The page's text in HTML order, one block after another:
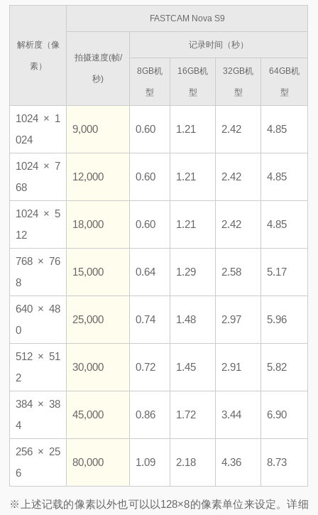
解析度（像
素）
FASTCAM Nova S9
拍摄速度(帧/
秒)
记录时间（秒）
8GB机
型
16GB机
型
32GB机
型
64GB机
型
1024 × 1
024
9,000 0.60 1.21 2.42 4.85
1024 × 7
68
12,000 0.60 1.21 2.42 4.85
1024 × 5
12
18,000 0.60 1.21 2.42 4.85
768 × 76
8
15,000 0.64 1.29 2.58 5.17
640 × 48
0
25,000 0.74 1.48 2.97 5.96
512 × 51
2
30,000 0.72 1.45 2.91 5.82
384 × 38
4
45,000 0.86 1.72 3.44 6.90
256 × 25
6
80,000 1.09 2.18 4.36 8.73
※上述记载的像素以外也可以以128×8的像素单位来设定。详细